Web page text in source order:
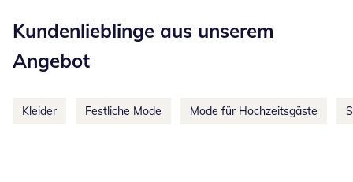
Kundenlieblinge aus unserem
Angebot
Kleider Festliche Mode Mode für Hochzeitsgäste